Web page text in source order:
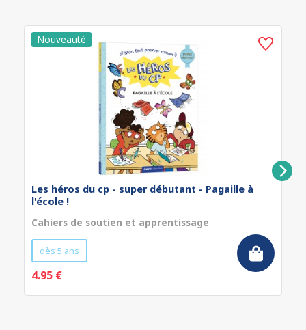
Les héros du cp - super débutant - Pagaille à
l'école !
Cahiers de soutien et apprentissage
dès 5 ans
4.95 €